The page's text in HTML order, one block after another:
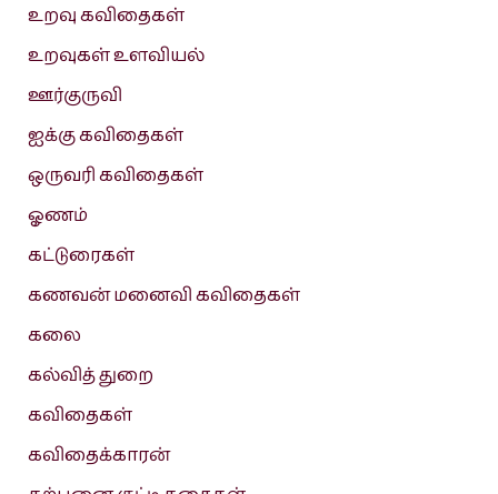
உறவு கவிதைகள்
உறவுகள் உளவியல்
ஊர்குருவி
ஐக்கு கவிதைகள்
ஒருவரி கவிதைகள்
ஓணம்
கட்டுரைகள்
கணவன் மனைவி கவிதைகள்
கலை
கல்வித் துறை
கவிதைகள்
கவிதைக்காரன்